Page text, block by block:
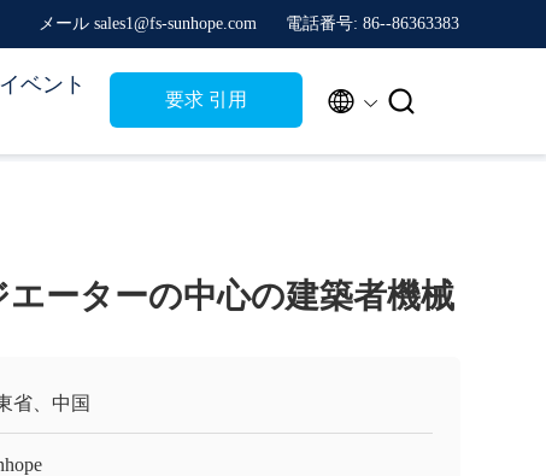
メール sales1@fs-sunhope.com 電話番号: 86--86363383
イベント
要求 引用  
エーターの中心の建築者機械
省、中国